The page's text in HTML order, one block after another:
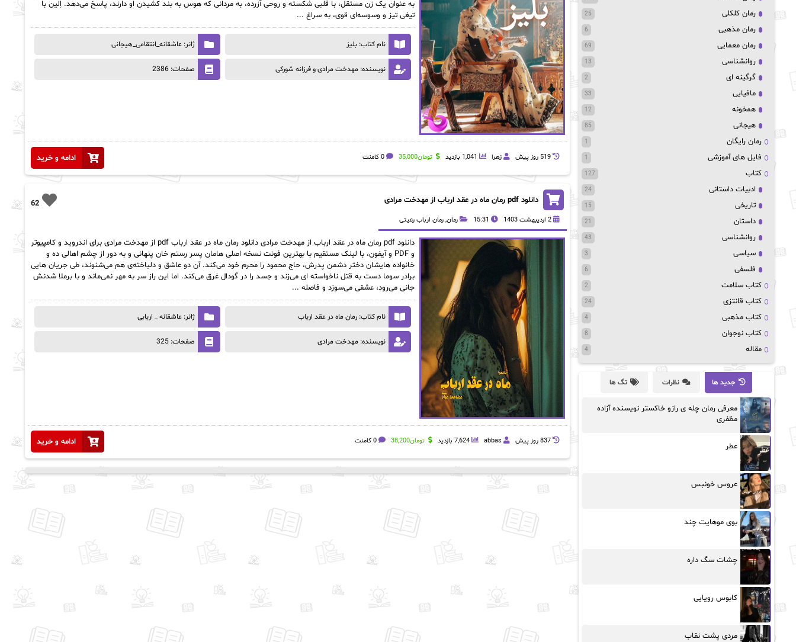
به عنوان یک زن مستقل، با قلبی شکسته و روحی آزرده، به مردانی که هوس به بند کشیدن او دارند، پاسخ می‌دهد. اِلین با
تیغی تیز و وسوسه‌ای قوی، به سراغ ...
نام کتاب: بلیز ژانر: عاشقانه_انتقامی_هیجانی
نویسنده: مهدخت مرادی و فرزانه شورکی صفحات: 2386
ادامه و خرید 519 روز پيش زهرا 1,041 بازدید تومان35,000 0 کامنت
62 دانلود pdf رمان ماه در عقد ارباب از مهدخت مرادی
2 اردیبهشت 1403 15:31 رمان, رمان ارباب رعیتی
دانلود pdf رمان ماه در عقد ارباب از مهدخت مرادی دانلود رمان ماه در عقد ارباب pdf از مهدخت مرادی برای اندروید و کامپیوتر
و PDF و آیفون، با لینک مستقیم با بهترین فونت نسخه اصلی هامان پسر رستم خان پنهانی و به دور از چشم اهالی ده و
خانواده هایشان دختر دشمن پدرش، حاج محمود را محرم خود می‌کند. آن دو عاشق و دلباخته‌ی هم می‌شنوند، طی جریان هایی
برادر سوما دست به قتل ناخواسته ای می‌زند و جسد را در گودال غرق می‌کند. اما این راز سر به مهر نمی‌ماند و با برملا شدنش
جانی می‌رود، عشقی می‌سوزد و فاصله ...
نام کتاب: رمان ماه در عقد ارباب ژانر: عاشقانه _ اربابی
نویسنده: مهدخت مرادی صفحات: 325
ادامه و خرید 837 روز پيش abbas 7,624 بازدید تومان38,200 0 کامنت
رمان کلکلی 25
رمان مذهبی 6
رمان معمایی 69
روانشناسی 13
گرگینه ای 2
مافیایی 33
همخونه 12
هیجانی 85
رمان رایگان 1
فایل های آموزشی 1
کتاب 127
ادبیات داستانی 24
تاریخی 15
داستان 21
روانشناسی 43
سیاسی 3
فلسفی 6
کتاب سلامت 2
کتاب قانتزی 24
کتاب مذهبی 4
کتاب نوجوان 8
مقاله 4
جدید ها نظرات تگ ها
معرفی رمان چله ی رازو خاکستر نویسنده آزاده
مظفری
عطر
عروس خونبس
بوی موهایت چند
چشات سگ داره
کابوس رویایی
مردی پشت نقاب